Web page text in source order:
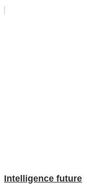
Intelligence future